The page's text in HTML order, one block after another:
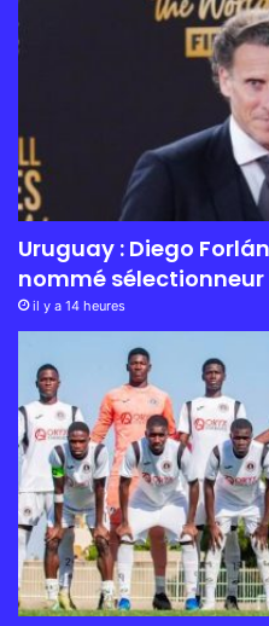
Uruguay : Diego
nommé sélectionneur
il y a 14 heures